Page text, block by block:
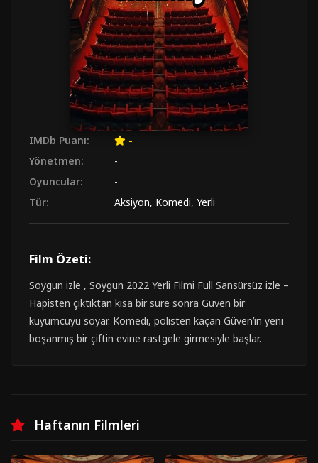
IMDb Puanı:
-
Yönetmen:
-
Oyuncular:
-
Tür:
Aksiyon, Komedi, Yerli
Film Özeti:
Soygun izle , Soygun 2022 Yerli Filmi Full Sansürsüz izle –
Hapisten çıktıktan kısa bir süre sonra Güven bir
kuyumcuyu soyar. Komedi, polisten kaçan Güven’in yeni
boşanmış bir çiftin evine rastgele girmesiyle başlar.
Haftanın Filmleri